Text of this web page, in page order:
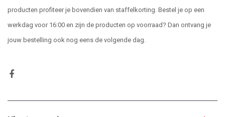
producten profiteer je bovendien van staffelkorting. Bestel je op een
werkdag voor 16:00 en zijn de producten op voorraad? Dan ontvang je
jouw bestelling ook nog eens de volgende dag.